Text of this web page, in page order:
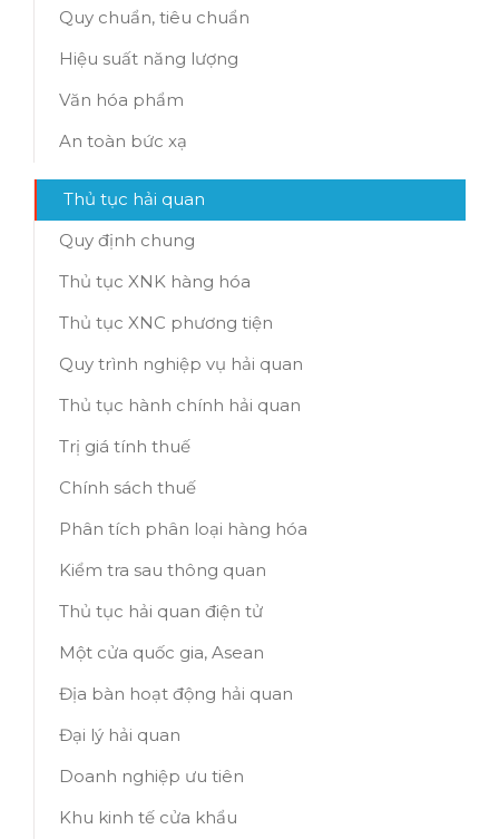
Quy chuẩn, tiêu chuẩn
Hiệu suất năng lượng
Văn hóa phẩm
An toàn bức xạ
Thủ tục hải quan
Quy định chung
Thủ tục XNK hàng hóa
Thủ tục XNC phương tiện
Quy trình nghiệp vụ hải quan
Thủ tục hành chính hải quan
Trị giá tính thuế
Chính sách thuế
Phân tích phân loại hàng hóa
Kiểm tra sau thông quan
Thủ tục hải quan điện tử
Một cửa quốc gia, Asean
Địa bàn hoạt động hải quan
Đại lý hải quan
Doanh nghiệp ưu tiên
Khu kinh tế cửa khẩu